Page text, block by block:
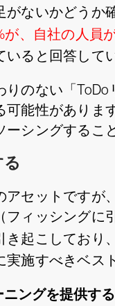
ないかどうか
が、自社の人員
ると回答して
のない「
能性がありま
シングするこ
セットですが
フィッシングに
起こしており
施すべきベス
ングを提供する